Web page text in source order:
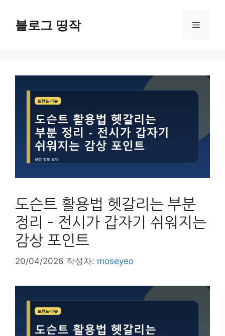
블로그 띵작 메
도슨트 활용법 헷갈리는 부분
정리 – 전시가 갑자기 쉬워지는
감상 포인트
20/04/2026 작성자: moseyeo